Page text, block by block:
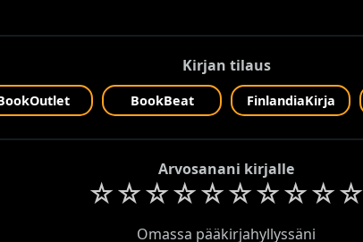
Kirjan tilaus
BookBeat FinlandiaKirja
Arvosanani kirjalle
☆☆☆☆☆☆☆☆☆☆
Omassa pääkirjahyllyssäni